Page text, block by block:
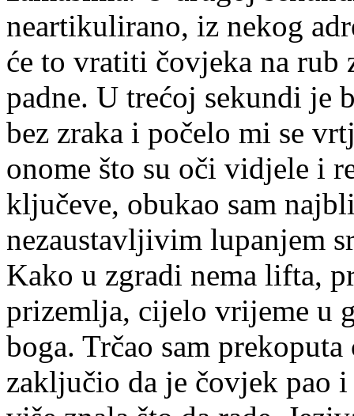
neartikulirano, iz nekog
će to vratiti čovjeka na rub
padne. U trećoj sekundi je
bez zraka i počelo mi se
onome što su oči vidjele i
ključeve, obukao sam
nezaustavljivim lupanjem
Kako u zgradi nema lifta,
prizemlja, cijelo vrijeme u
boga. Trčao sam
zaključio da je čovjek pao